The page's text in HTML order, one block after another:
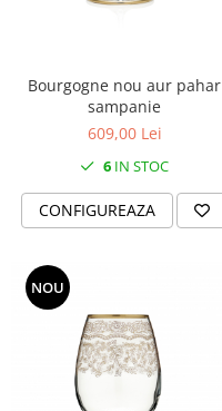
Bourgogne nou aur pahar
sampanie
609,00 Lei
6 IN STOC
CONFIGUREAZA
NOU